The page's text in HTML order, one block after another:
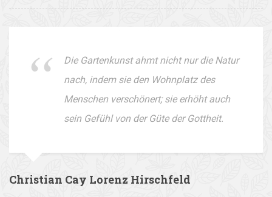
Die Gartenkunst ahmt nicht nur die Natur
nach, indem sie den Wohnplatz des
Menschen verschönert; sie erhöht auch
sein Gefühl von der Güte der Gottheit.
Christian Cay Lorenz Hirschfeld